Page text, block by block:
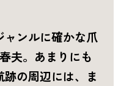
ャンルに確かな爪
夫。あまりにも
の周辺には、ま